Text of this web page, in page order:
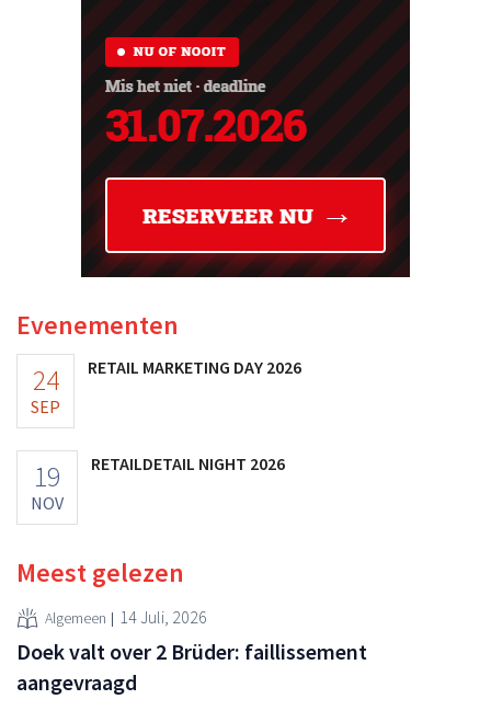
Evenementen
24
SEP
RETAIL MARKETING DAY 2026
19
NOV
RETAILDETAIL NIGHT 2026
Meest gelezen
Algemeen 14 Juli, 2026
Doek valt over 2 Brüder: faillissement
aangevraagd